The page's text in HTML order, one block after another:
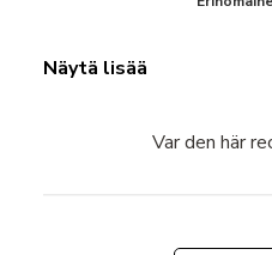
Näytä lisää
Var den här